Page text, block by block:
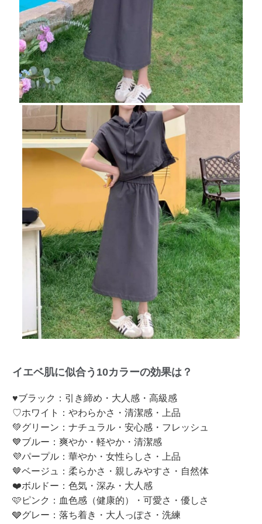
イエベ肌に似合う10カラーの効果は？
♥ブラック：引き締め・大人感・高級感
♡ホワイト：やわらかさ・清潔感・上品
💚グリーン：ナチュラル・安心感・フレッシュ
💙ブルー：爽やか・軽やか・清潔感
💜パープル：華やか・女性らしさ・上品
🤎ベージュ：柔らかさ・親しみやすさ・自然体
❤️ボルドー：色気・深み・大人感
🩷ピンク：血色感（健康的）・可愛さ・優しさ
🩶グレー：落ち着き・大人っぽさ・洗練